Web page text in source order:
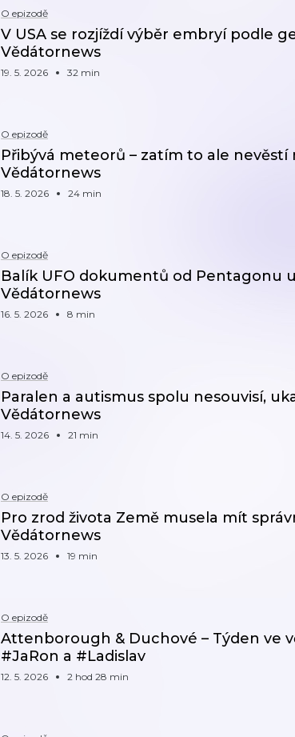
O epizodě
V USA se rozjíždí výběr embryí podle
Vědátornews
19. 5. 2026 32 min
O epizodě
Přibývá meteorů – zatím to ale nevěstí
Vědátornews
18. 5. 2026 24 min
O epizodě
Balík UFO dokumentů od Pentagonu
Vědátornews
16. 5. 2026 8 min
O epizodě
Paralen a autismus spolu nesouvisí,
Vědátornews
14. 5. 2026 21 min
O epizodě
Pro zrod života Země musela mít
Vědátornews
13. 5. 2026 19 min
O epizodě
Attenborough & Duchové – Týden ve
#JaRon a #Ladislav
12. 5. 2026 2 hod 28 min